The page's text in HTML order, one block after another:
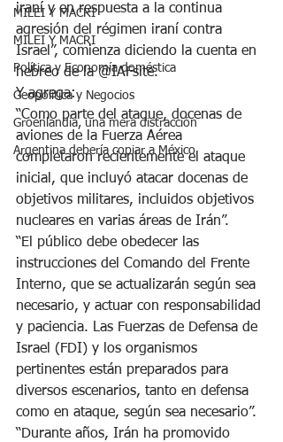
MILEI Y MACRI
MILEI Y MACRI
Política y Economía doméstica
Geopolítica y Negocios
Groenlandia, una mera distracción
Argentina debería copiar a México
iraní y en respuesta a la continua
agresión del régimen iraní contra
Israel”, comienza diciendo la cuenta en
hebreo de la @IAFsite.
Y agrega:
“Como parte del ataque, docenas de
aviones de la Fuerza Aérea
completaron recientemente el ataque
inicial, que incluyó atacar docenas de
objetivos militares, incluidos objetivos
nucleares en varias áreas de Irán”.
“El público debe obedecer las
instrucciones del Comando del Frente
Interno, que se actualizarán según sea
necesario, y actuar con responsabilidad
y paciencia. Las Fuerzas de Defensa de
Israel (FDI) y los organismos
pertinentes están preparados para
diversos escenarios, tanto en defensa
como en ataque, según sea necesario”.
“Durante años, Irán ha promovido